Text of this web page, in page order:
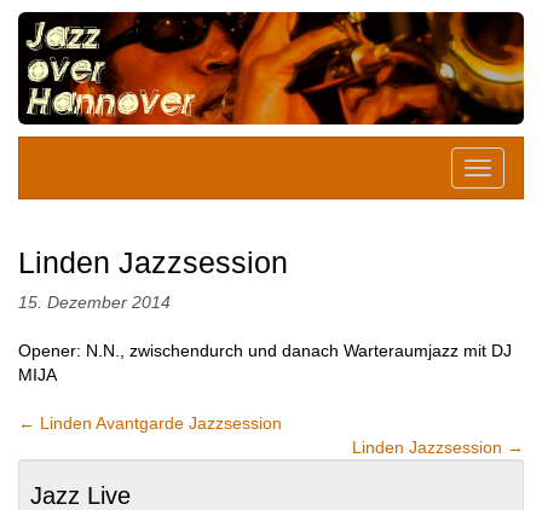
Linden Jazzsession
15. Dezember 2014
Opener: N.N., zwischendurch und danach Warteraumjazz mit DJ
MIJA
← Linden Avantgarde Jazzsession
Linden Jazzsession →
Jazz Live